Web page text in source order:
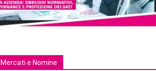
Mercati e Nomine